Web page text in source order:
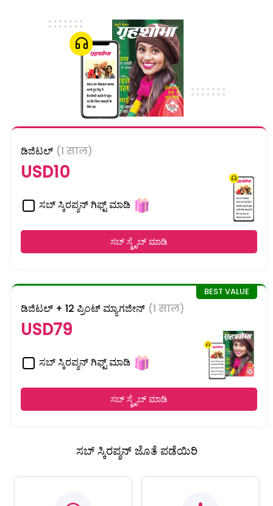
ಡಿಜಿಟಲ್ (1 साल)
USD10
ಸಬ್ ಸ್ಕಿರಪ್ಶನ್ ಗಿಫ್ಟ್ ಮಾಡಿ
ಸಬ್ ಸ್ಕ್ರೈಬ್ ಮಾಡಿ
ಡಿಜಿಟಲ್ + 12 ಪ್ರಿಂಟ್ ಮ್ಯಾಗಜೀನ್ (1 साल)
USD79
ಸಬ್ ಸ್ಕಿರಪ್ಶನ್ ಗಿಫ್ಟ್ ಮಾಡಿ
ಸಬ್ ಸ್ಕ್ರೈಬ್ ಮಾಡಿ
ಸಬ್ ಸ್ಕಿರಪ್ಶನ್ ಜೊತೆ ಪಡೆಯಿರಿ